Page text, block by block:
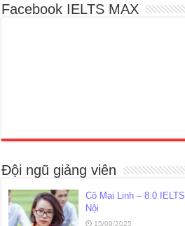
Facebook IELTS MAX
Đội ngũ giảng viên
Cô Mai Linh – 8.0
Nội
15/09/2025